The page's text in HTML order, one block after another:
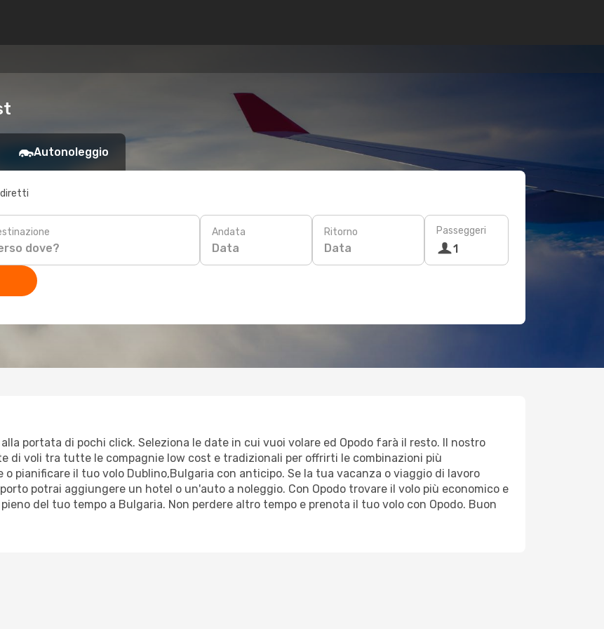
Autonoleggio
diretti
Andata
Data
Ritorno
Data
Passeggeri
1
portata di pochi click. Seleziona le date in cui vuoi volare ed Opodo farà il resto. Il nostro
di voli tra tutte le compagnie low cost e tradizionali per offrirti le combinazioni più
pianificare il tuo volo Dublino,Bulgaria con anticipo. Se la tua vacanza o viaggio di lavoro
potrai aggiungere un hotel o un'auto a noleggio. Con Opodo trovare il volo più economico e
del tuo tempo a Bulgaria. Non perdere altro tempo e prenota il tuo volo con Opodo. Buon